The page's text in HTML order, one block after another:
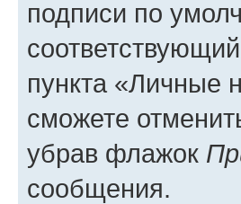
подписи по
пункта «Личные
сможете
убрав флажок
сообщения.